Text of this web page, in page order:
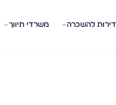
דירות להשכרה משרדי תיווך